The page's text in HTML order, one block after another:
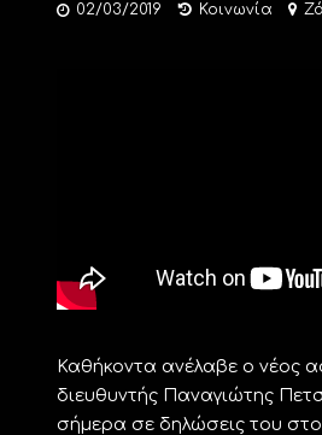
02/03/2019 Κοινωνία
Καθήκοντα ανέλαβε ο νέος
διευθυντής Παναγιώτης
σήμερα σε δηλώσεις του στο